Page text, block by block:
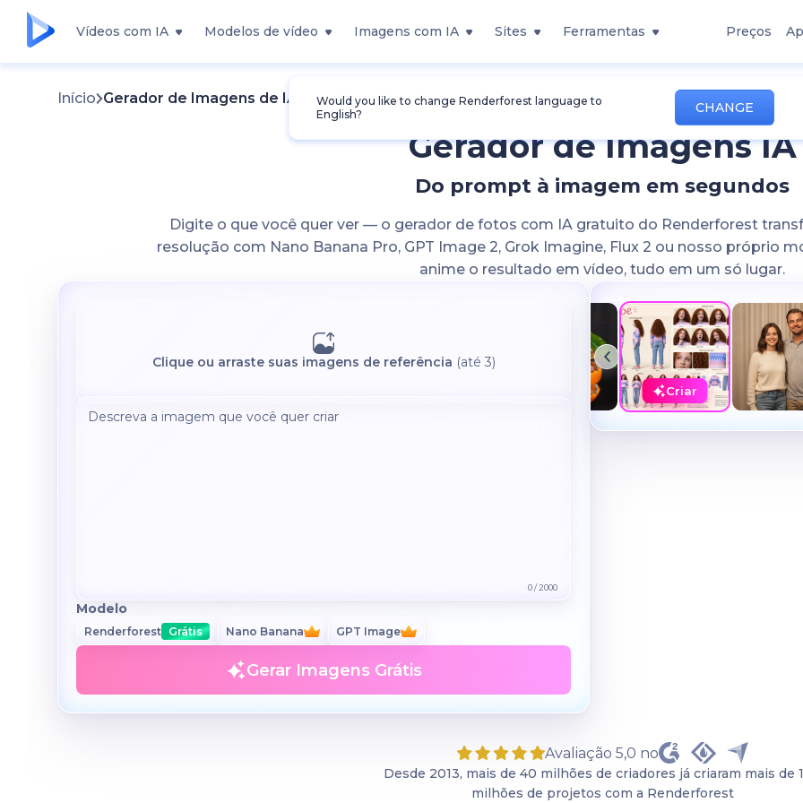
Vídeos com IA Modelos de vídeo Imagens com IA Sites Ferramentas Preços
Would you like to change Renderforest language to
English?
CHANGE
Início Gerador de Imagens de IA
Gerador de Imagens IA
Do prompt à imagem em segundos
Digite o que você quer ver — o gerador de fotos com IA gratuito do Renderforest
resolução com Nano Banana Pro, GPT Image 2, Grok Imagine, Flux 2 ou nosso próprio
anime o resultado em vídeo, tudo em um só lugar.
Clique ou arraste suas imagens de referência (até 3)
0/2000
Modelo
Renderforest Grátis Nano Banana GPT Image
Gerar Imagens Grátis
Create a realistic photo of the
caught in a casual moment...
Criar
Avaliação 5,0 no
Desde 2013, mais de 40 milhões de criadores já criaram mais de
milhões de projetos com a Renderforest